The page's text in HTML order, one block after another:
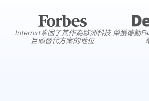
Internxt鞏固了其作為歐洲科技
巨頭替代方案的地位
榮獲德勤